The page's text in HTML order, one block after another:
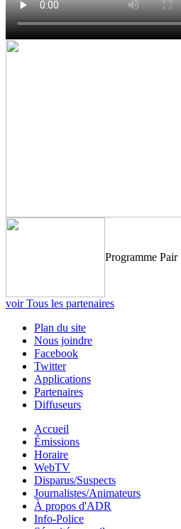
Programme Pair
voir Tous les partenaires
Plan du site
Nous joindre
Facebook
Twitter
Applications
Partenaires
Diffuseurs
Accueil
Émissions
Horaire
WebTV
Disparus/Suspects
Journalistes/Animateurs
À propos d'ADR
Info-Police